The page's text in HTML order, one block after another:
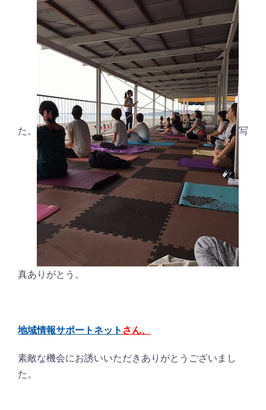
た。 写
真ありがとう。
地域情報サポートネット さん、
素敵な機会にお誘いいただきありがとうございまし
た。